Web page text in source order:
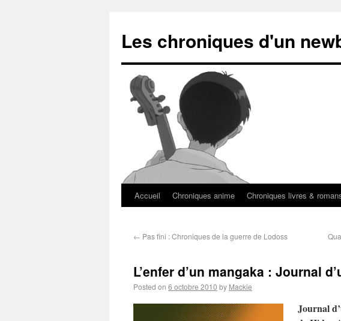
Les chroniques d'un
Accueil Chroniques anime Chroniques livres &
← Pas fini : Chroniques de la guerre de Lodoss
L’enfer d’un mangaka : Journal
Posted on 6 octobre 2010 by Mackie
Journal